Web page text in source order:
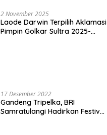
2 November 2025
Laode Darwin Terpilih Aklamasi
Pimpin Golkar Sultra 2025-
17 Desember 2022
Gandeng Tripelka, BRI
Samratulangi Hadirkan Festival